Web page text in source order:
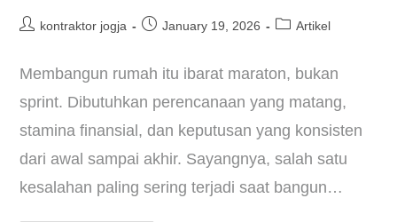
kontraktor jogja January 19, 2026 Artikel
Membangun rumah itu ibarat maraton, bukan
sprint. Dibutuhkan perencanaan yang matang,
stamina finansial, dan keputusan yang konsisten
dari awal sampai akhir. Sayangnya, salah satu
kesalahan paling sering terjadi saat bangun…